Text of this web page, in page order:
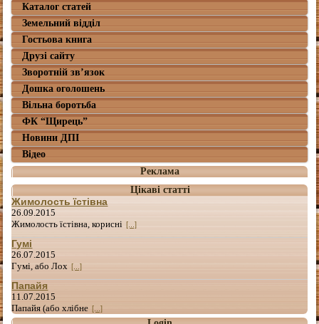
Каталог статей
Земельний відділ
Гостьова книга
Друзі сайту
Зворотній зв’язок
Дошка оголошень
Вільна боротьба
ФК “Щирець”
Новини ДПІ
Відео
Реклама
Цікаві статті
Жимолость їстівна
26.09.2015
Жимолость їстівна, корисні [...]
Гумі
26.07.2015
Гумі, або Лох [...]
Папайя
11.07.2015
Папайя (або хлібне [...]